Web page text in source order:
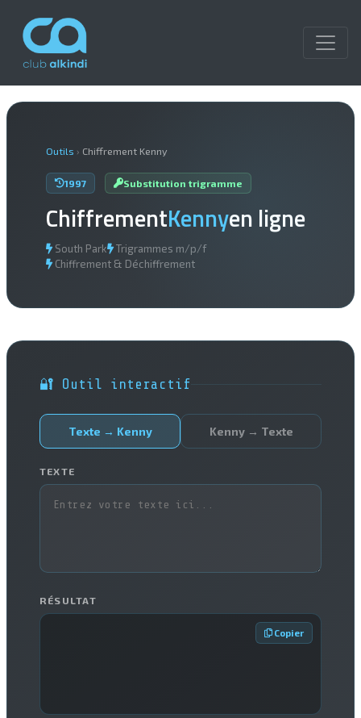
Outils › Chiffrement Kenny
1997 Substitution trigramme
ChiffrementKennyen ligne
South Park Trigrammes m/p/f
Chiffrement & Déchiffrement
🔐 Outil interactif
Texte → Kenny Kenny → Texte
TEXTE
RÉSULTAT
Copier